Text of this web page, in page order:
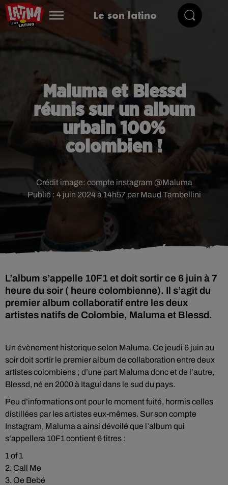
Le son latino
Maluma et Blessd
réunis sur un album
urbain 100%
colombien !
Publié : 4 juin 2024 à 14h57 par Maud Tambellini
Crédit image: compte instagram @Maluma
L’album s’appelle 10F1 et doit sortir ce 6 juin à 7
heure du soir ( heure colombienne). Il s’agit du
premier album collaboratif entre les deux
artistes natifs de Colombie, Maluma et Blessd.
Un évènement historique selon Maluma. Ce jeudi 6 juin au
soir doit sortir le premier album de collaboration entre deux
artistes colombiens ; d’une part Maluma donc et de l’autre,
Blessd, né en 2000 à Itaguí dans le sud du pays.
Peu d’informations ont pour le moment fuité, hormis celles
distillées par les artistes eux-mêmes. Sur son compte
Instagram, Maluma a ainsi dévoilé que l’album qui
s’appellera 10F1 contient 6 titres :
1 of 1
2. ⁠Call Me
3. ⁠Oe Bebé